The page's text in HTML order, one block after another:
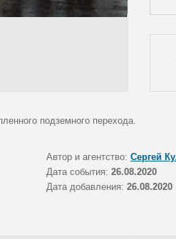
подземного перехода.
Автор и агентство: Сергей
Дата события: 26.08.2020
Дата добавления: 26.08.2020